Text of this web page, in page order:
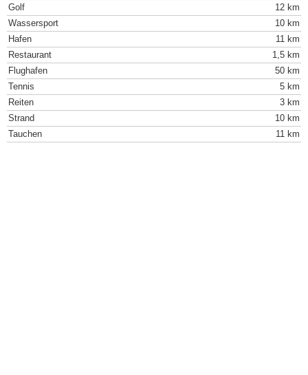
Golf
12 km
Wassersport
10 km
Hafen
11 km
Restaurant
1,5 km
Flughafen
50 km
Tennis
5 km
Reiten
3 km
Strand
10 km
Tauchen
11 km